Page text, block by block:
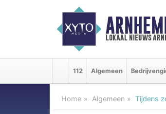
lokaal nieuws
112 Algemeen
Home Algemeen Tijdens